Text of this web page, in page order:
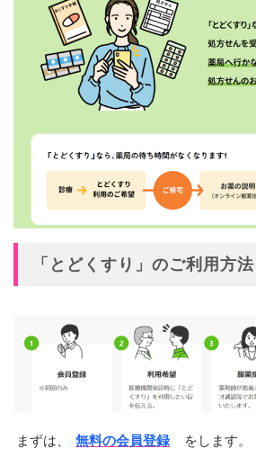
「とどくすり」のご利用方法
まずは、 無料の会員登録 をします。